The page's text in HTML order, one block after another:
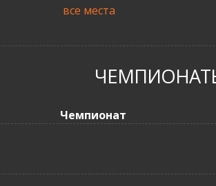
все места
Чемпионат